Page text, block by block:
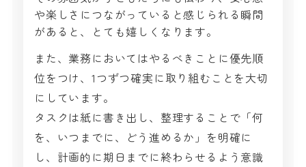
や楽しさにつながっていると感じられる瞬間
があると、とても嬉しくなります。
また、業務においてはやるべきことに優先順
位をつけ、1つずつ確実に取り組むことを大切
にしています。
タスクは紙に書き出し、整理することで「何
を、いつまでに、どう進めるか」を明確に
し、計画的に期日までに終わらせるよう意識